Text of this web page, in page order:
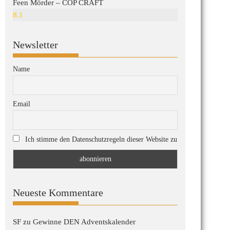
Feen Mörder – COP CRAFT
8.1
Newsletter
Name
Email
Ich stimme den Datenschutzregeln dieser Website zu
Neueste Kommentare
SF zu Gewinne DEN Adventskalender